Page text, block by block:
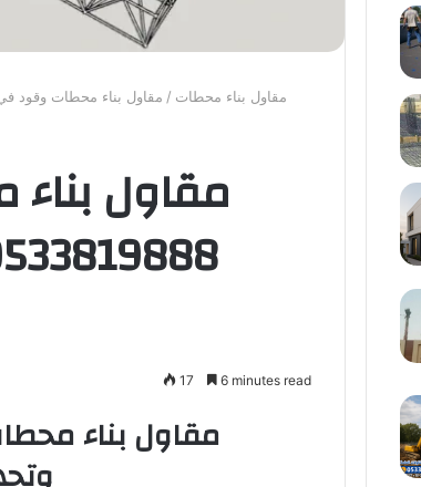
مقاول بناء محطات / مقاول بناء محطات وقود في الظهران 0533819888 بناء وتجهيز
مقاول
17 6 minutes read